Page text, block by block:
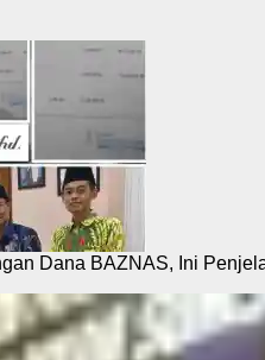
Dana BAZNAS, Ini